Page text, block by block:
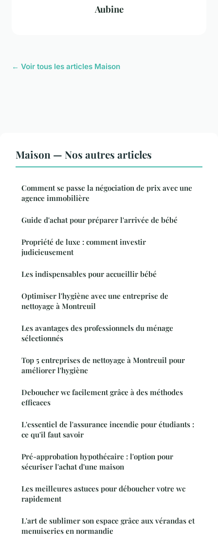
Aubine
← Voir tous les articles Maison
Maison — Nos autres articles
Comment se passe la négociation de prix avec une
agence immobilière
Guide d'achat pour préparer l'arrivée de bébé
Propriété de luxe : comment investir
judicieusement
Les indispensables pour accueillir bébé
Optimiser l'hygiène avec une entreprise de
nettoyage à Montreuil
Les avantages des professionnels du ménage
sélectionnés
Top 5 entreprises de nettoyage à Montreuil pour
améliorer l'hygiène
Deboucher wc facilement grâce à des méthodes
efficaces
L'essentiel de l'assurance incendie pour étudiants :
ce qu'il faut savoir
Pré-approbation hypothécaire : l'option pour
sécuriser l'achat d'une maison
Les meilleures astuces pour déboucher votre wc
rapidement
L'art de sublimer son espace grâce aux vérandas et
menuiseries en normandie